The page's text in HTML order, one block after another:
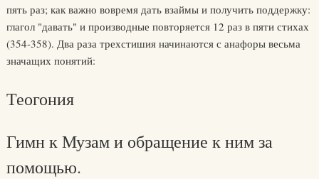
пять раз; как важно вовремя дать взаймы и получить поддержку:
глагол "давать" и производные повторяется 12 раз в пяти стихах
(354-358). Два раза трехстишия начинаются с анафоры весьма
значащих понятий:
Теогония
Гимн к Музам и обращение к ним за
помощью.